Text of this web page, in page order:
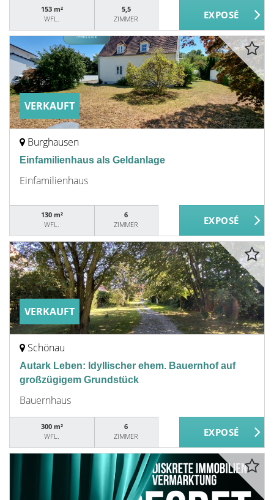
153 m²
WFL.
5,5
ZIMMER
VERKAUFT
Burghausen
Einfamilienhaus als Geldanlage
Einfamilienhaus
130 m²
WFL.
6
ZIMMER
VERKAUFT
Schönau
Autark Leben: Idyllischer ehem. Bauernhof auf
großzügigem Grundstück
Bauernhaus
300 m²
WFL.
6
ZIMMER